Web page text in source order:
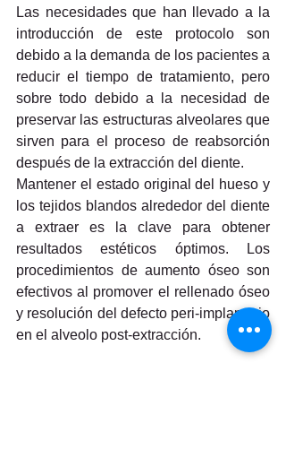
Las necesidades que han llevado a la
introducción de este protocolo son
debido a la demanda de los pacientes a
reducir el tiempo de tratamiento, pero
sobre todo debido a la necesidad de
preservar las estructuras alveolares que
sirven para el proceso de reabsorción
después de la extracción del diente.
Mantener el estado original del hueso y
los tejidos blandos alrededor del diente
a extraer es la clave para obtener
resultados estéticos óptimos. Los
procedimientos de aumento óseo son
efectivos al promover el rellenado óseo
y resolución del defecto peri-implantario
en el alveolo post-extracción.